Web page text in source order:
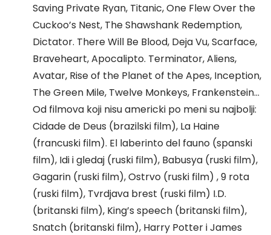
Saving Private Ryan, Titanic, One Flew Over the
Cuckoo’s Nest, The Shawshank Redemption,
Dictator. There Will Be Blood, Deja Vu, Scarface,
Braveheart, Apocalipto. Terminator, Aliens,
Avatar, Rise of the Planet of the Apes, Inception,
The Green Mile, Twelve Monkeys, Frankenstein…
Od filmova koji nisu americki po meni su najbolji:
Cidade de Deus (brazilski film), La Haine
(francuski film). El laberinto del fauno (spanski
film), Idi i gledaj (ruski film), Babusya (ruski film),
Gagarin (ruski film), Ostrvo (ruski film) , 9 rota
(ruski film), Tvrdjava brest (ruski film) I.D.
(britanski film), King’s speech (britanski film),
Snatch (britanski film), Harry Potter i James